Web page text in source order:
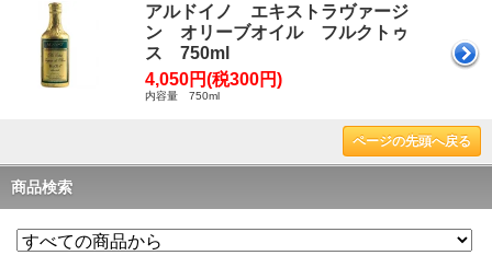
アルドイノ エキストラヴァージ
ン オリーブオイル フルクトゥ
ス 750ml
4,050円(税300円)
内容量 750ml
ページの先頭へ戻る
商品検索